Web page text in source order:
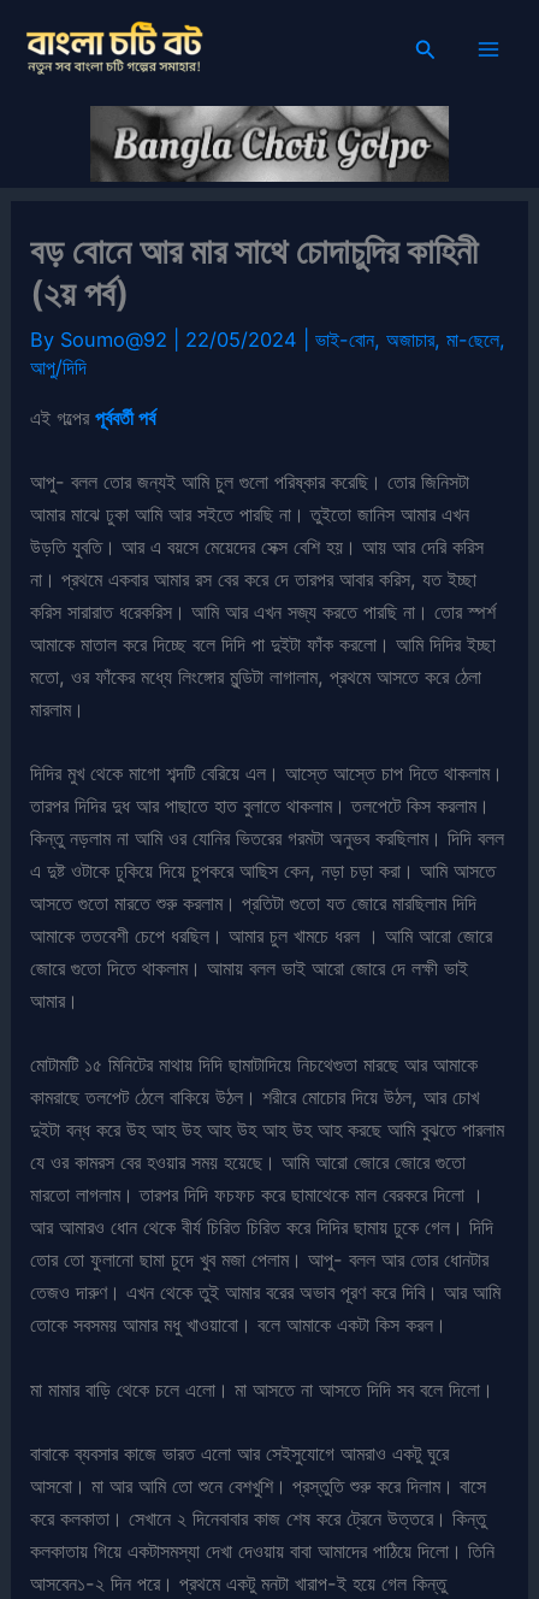
content
Search
বড় বোনে আর মার সাথে চোদাচুদির কাহিনী
(২য় পর্ব)
By Soumo@92 22/05/2024 |ভাই-বোন,অজাচার,মা-ছেলে,
আপু/দিদি
এই গল্পেরপূর্ববর্তী পর্ব
আপু- বলল তোর জন্যই আমি চুল গুলো পরিষ্কার করেছি। তোর জিনিসটা
আমার মাঝে ঢুকা আমি আর সইতে পারছি না। তুইতো জানিস আমার এখন
উড়তি যুবতি। আর এ বয়সে মেয়েদের সেক্স বেশি হয়। আয় আর দেরি করিস
না। প্রথমে একবার আমার রস বের করে দে তারপর আবার করিস, যত ইচ্ছা
করিস সারারাত ধরেকরিস। আমি আর এখন সজ্য করতে পারছি না। তোর স্পর্শ
আমাকে মাতাল করে দিচ্ছে বলে দিদি পা দুইটা ফাঁক করলো। আমি দিদির ইচ্ছা
মতো, ওর ফাঁকের মধ্যে লিংঙ্গোর মুন্ডিটা লাগালাম, প্রথমে আসতে করে ঠেলা
মারলাম।
দিদির মুখ থেকে মাগো শব্দটি বেরিয়ে এল। আস্তে আস্তে চাপ দিতে থাকলাম।
তারপর দিদির দুধ আর পাছাতে হাত বুলাতে থাকলাম। তলপেটে কিস করলাম।
কিন্তু নড়লাম না আমি ওর যোনির ভিতরের গরমটা অনুভব করছিলাম। দিদি বলল
এ দুষ্ট ওটাকে ঢুকিয়ে দিয়ে চুপকরে আছিস কেন, নড়া চড়া করা। আমি আসতে
আসতে গুতো মারতে শুরু করলাম। প্রতিটা গুতো যত জোরে মারছিলাম দিদি
আমাকে ততবেশী চেপে ধরছিল। আমার চুল খামচে ধরল । আমি আরো জোরে
জোরে গুতো দিতে থাকলাম। আমায় বলল ভাই আরো জোরে দে লক্ষী ভাই
আমার।
মোটামটি ১৫ মিনিটের মাথায় দিদি ছামাটাদিয়ে নিচথেগুতা মারছে আর আমাকে
কামরাছে তলপেট ঠেলে বাকিয়ে উঠল। শরীরে মোচোর দিয়ে উঠল, আর চোখ
দুইটা বন্ধ করে উহ আহ উহ আহ উহ আহ উহ আহ করছে আমি বুঝতে পারলাম
যে ওর কামরস বের হওয়ার সময় হয়েছে। আমি আরো জোরে জোরে গুতো
মারতো লাগলাম। তারপর দিদি ফচফচ করে ছামাথেকে মাল বেরকরে দিলো ।
আর আমারও ধোন থেকে বীর্য চিরিত চিরিত করে দিদির ছামায় ঢুকে গেল। দিদি
তোর তো ফুলানো ছামা চুদে খুব মজা পেলাম। আপু- বলল আর তোর ধোনটার
তেজও দারুণ। এখন থেকে তুই আমার বরের অভাব পূরণ করে দিবি। আর আমি
তোকে সবসময় আমার মধু খাওয়াবো। বলে আমাকে একটা কিস করল।
মা মামার বাড়ি থেকে চলে এলো। মা আসতে না আসতে দিদি সব বলে দিলো।
বাবাকে ব্যবসার কাজে ভারত এলো আর সেইসুযোগে আমরাও একটু ঘুরে
আসবো। মা আর আমি তো শুনে বেশখুশি। প্রস্তুতি শুরু করে দিলাম। বাসে
করে কলকাতা। সেখানে ২ দিনেবাবার কাজ শেষ করে ট্রেনে উত্তরে। কিন্তু
কলকাতায় গিয়ে একটাসমস্যা দেখা দেওয়ায় বাবা আমাদের পাঠিয়ে দিলো। তিনি
আসবেন১-২ দিন পরে। প্রথমে একটু মনটা খারাপ-ই হয়ে গেল কিন্তু